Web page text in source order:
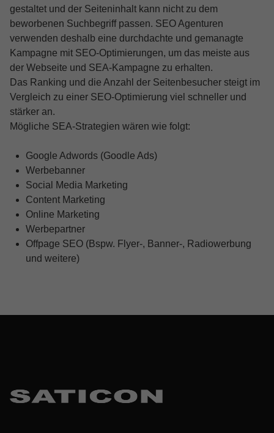
gestaltet und der Seiteninhalt kann nicht zu dem
beworbenen Suchbegriff passen. SEO Agenturen
verwenden deshalb eine durchdachte und gemanagte
Kampagne mit SEO-Optimierungen, um das meiste aus
der Webseite und SEA-Kampagne zu erhalten.
Das Ranking und die Anzahl der Seitenbesucher steigt im
Vergleich zu einer SEO-Optimierung viel schneller und
stärker an.
Mögliche SEA-Strategien wären wie folgt:
Google Adwords (Goodle Ads)
Werbebanner
Social Media Marketing
Content Marketing
Online Marketing
Werbepartner
Offpage SEO (Bspw. Flyer-, Banner-, Radiowerbung
und weitere)